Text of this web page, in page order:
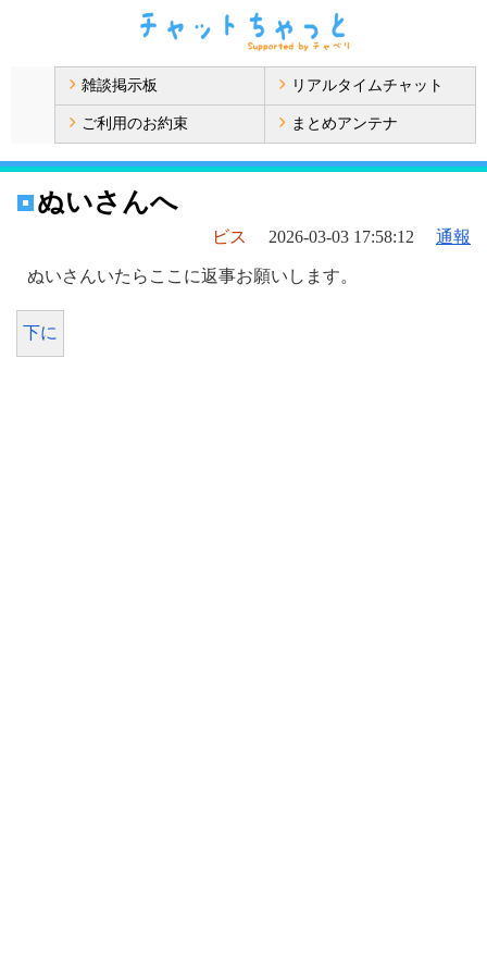
雑談掲示板 リアルタイムチャット
ご利用のお約束 まとめアンテナ
ぬいさんへ
ビス 2026-03-03 17:58:12 通報
ぬいさんいたらここに返事お願いします。
下に